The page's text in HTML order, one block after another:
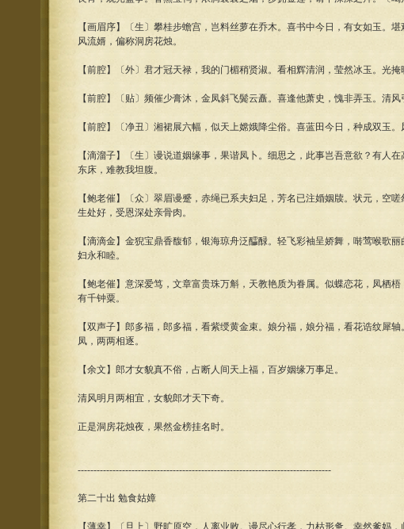
【画眉序】〔生〕攀桂步蟾宫，岂料丝萝在乔木。喜书中今日，有女如玉。
风流婿，偏称洞房花烛。
【前腔】〔外〕君才冠天禄，我的门楣稍贤淑。看相辉清润，莹然冰玉。光
【前腔】〔贴〕频催少膏沐，金凤斜飞鬓云矗。喜逢他萧史，愧非弄玉。清
【前腔】〔净丑〕湘裙展六幅，似天上嫦娥降尘俗。喜蓝田今日，种成双玉
【滴溜子】〔生〕谩说道姻缘事，果谐凤卜。细思之，此事岂吾意欲？有人
东床，难教我坦腹。
【鲍老催】〔众〕翠眉谩蹙，赤绳已系夫妇足，芳名已注婚姻牍。状元，空
生处好，受恩深处亲骨肉。
【滴滴金】金猊宝鼎香馥郁，银海琼舟泛醽醁。轻飞彩袖呈娇舞，啭莺喉歌
妇永和睦。
【鲍老催】意深爱笃，文章富贵珠万斛，天教艳质为眷属。似蝶恋花，凤栖
有千钟粟。
【双声子】郎多福，郎多福，看紫绶黄金束。娘分福，娘分福，看花诰纹犀
凤，两两相逐。
【余文】郎才女貌真不俗，占断人间天上福，百岁姻缘万事足。
清风明月两相宜，女貌郎才天下奇。
正是洞房花烛夜，果然金榜挂名时。
--------------------------------------------------------------------------------
第二十出 勉食姑嫜
【薄幸】〔旦上〕野旷原空，人离业败。谩尽心行孝，力枯形惫。幸然爹妈